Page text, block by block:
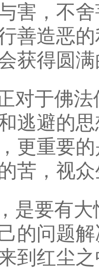
害，不
善造恶
获得圆
对于佛
逃避的
更重要
苦，视
是要有
的问题
到红尘